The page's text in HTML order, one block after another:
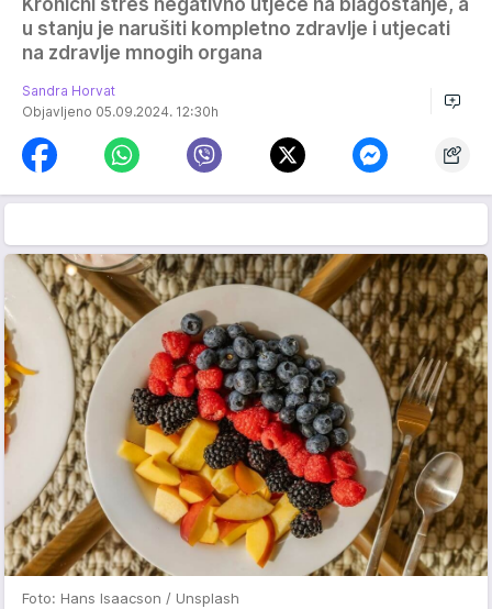
Kronični stres negativno utječe na blagostanje, a
u stanju je narušiti kompletno zdravlje i utjecati
na zdravlje mnogih organa
Sandra Horvat
Objavljeno 05.09.2024. 12:30h
Foto: Hans Isaacson / Unsplash